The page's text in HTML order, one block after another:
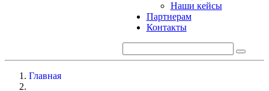
Наши кейсы
Партнерам
Контакты
Главная